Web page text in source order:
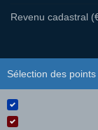
Revenu cadastral
Sélection des